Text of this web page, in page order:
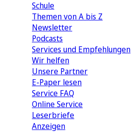
Schule
Themen von A bis Z
Newsletter
Podcasts
Services und Empfehlungen
Wir helfen
Unsere Partner
E-Paper lesen
Service FAQ
Online Service
Leserbriefe
Anzeigen